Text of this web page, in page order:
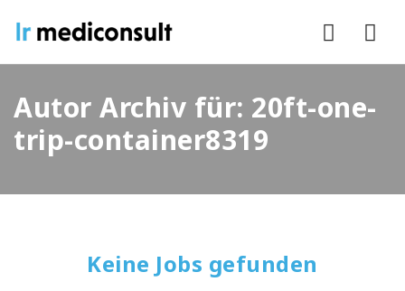
Autor Archiv für: 20ft-one-
trip-container8319
Keine Jobs gefunden